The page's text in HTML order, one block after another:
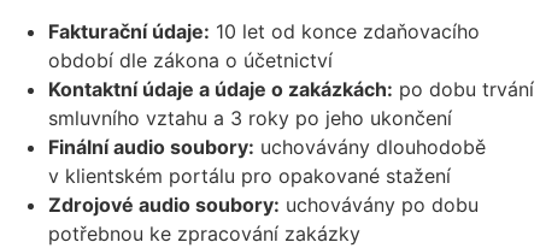
Fakturační údaje: 10 let od konce zdaňovacího
období dle zákona o účetnictví
Kontaktní údaje a údaje o zakázkách: po dobu trvání
smluvního vztahu a 3 roky po jeho ukončení
Finální audio soubory: uchovávány dlouhodobě
v klientském portálu pro opakované stažení
Zdrojové audio soubory: uchovávány po dobu
potřebnou ke zpracování zakázky